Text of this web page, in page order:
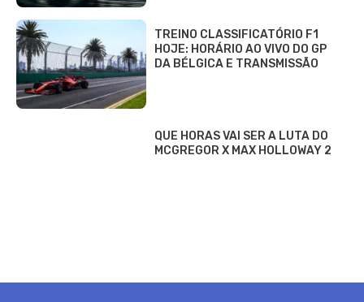
TREINO CLASSIFICATÓRIO F1
HOJE: HORÁRIO AO VIVO DO GP
DA BÉLGICA E TRANSMISSÃO
QUE HORAS VAI SER A LUTA DO
MCGREGOR X MAX HOLLOWAY 2